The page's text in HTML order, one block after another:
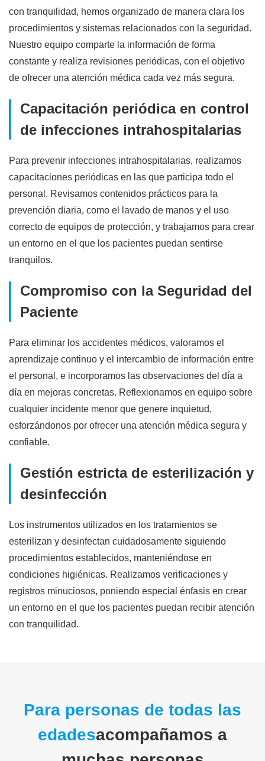
con tranquilidad, hemos organizado de manera clara los
procedimientos y sistemas relacionados con la seguridad.
Nuestro equipo comparte la información de forma
constante y realiza revisiones periódicas, con el objetivo
de ofrecer una atención médica cada vez más segura.
Capacitación periódica en control
de infecciones intrahospitalarias
Para prevenir infecciones intrahospitalarias, realizamos
capacitaciones periódicas en las que participa todo el
personal. Revisamos contenidos prácticos para la
prevención diaria, como el lavado de manos y el uso
correcto de equipos de protección, y trabajamos para crear
un entorno en el que los pacientes puedan sentirse
tranquilos.
Compromiso con la Seguridad del
Paciente
Para eliminar los accidentes médicos, valoramos el
aprendizaje continuo y el intercambio de información entre
el personal, e incorporamos las observaciones del día a
día en mejoras concretas. Reflexionamos en equipo sobre
cualquier incidente menor que genere inquietud,
esforzándonos por ofrecer una atención médica segura y
confiable.
Gestión estricta de esterilización y
desinfección
Los instrumentos utilizados en los tratamientos se
esterilizan y desinfectan cuidadosamente siguiendo
procedimientos establecidos, manteniéndose en
condiciones higiénicas. Realizamos verificaciones y
registros minuciosos, poniendo especial énfasis en crear
un entorno en el que los pacientes puedan recibir atención
con tranquilidad.
Para personas de todas las
edadesacompañamos a